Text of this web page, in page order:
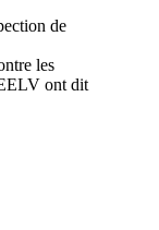
les
ont dit